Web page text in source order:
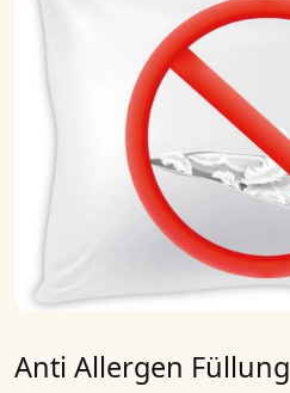
Anti Allergen Füllung